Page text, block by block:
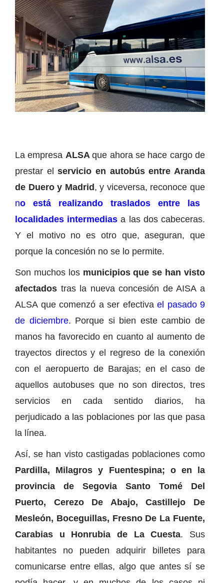
La empresa ALSAque ahora se hace cargo de
prestar el servicio en autobús entre Aranda
de Duero y Madrid, y viceversa, reconoce que
no está realizando traslados entre las
localidades intermedias a las dos cabeceras.
Y el motivo no es otro que, aseguran, que
porque la concesión no se lo permite.
Son muchos losmunicipios que se han visto
afectados tras la nueva concesión de AISA a
ALSA que comenzó a ser efectiva el pasado 9
de diciembre. Porque si bien este cambio de
manos ha favorecido en cuanto al aumento de
trayectos directos y el regreso de la conexión
con el aeropuerto de Barajas; en el caso de
aquellos autobuses que no son directos, tres
servicios en cada sentido diarios, ha
perjudicado a las poblaciones por las que pasa
la línea.
Así, se han visto castigadas poblaciones como
Pardilla, Milagros y Fuentespina; o en la
provincia de Segovia Santo Tomé Del
Puerto, Cerezo De Abajo, Castillejo De
Mesleón, Boceguillas, Fresno De La Fuente,
Carabias u Honrubia de La Cuesta. Sus
habitantes no pueden adquirir billetes para
comunicarse entre ellas, algo que antes sí se